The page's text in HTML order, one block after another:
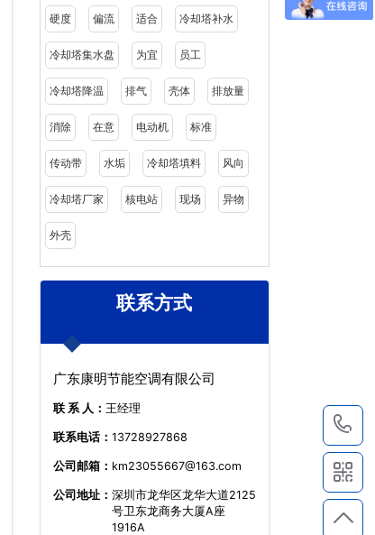
硬度 偏流 适合 冷却塔补水
冷却塔集水盘 为宜 员工
冷却塔降温 排气 壳体 排放量
消除 在意 电动机 标准
传动带 水垢 冷却塔填料 风向
冷却塔厂家 核电站 现场 异物
外壳
联系方式
广东康明节能空调有限公司
联 系 人： 王经理
联系电话： 13728927868
公司邮箱： km23055667@163.com
公司地址： 深圳市龙华区龙华大道2125
号卫东龙商务大厦A座
1916A